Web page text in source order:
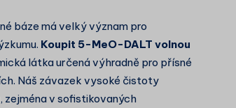
báze má velký význam pro
Koupit 5-MeO-DALT volnou
látka určená výhradně pro přísné
Náš závazek vysoké čistoty
v sofistikovaných